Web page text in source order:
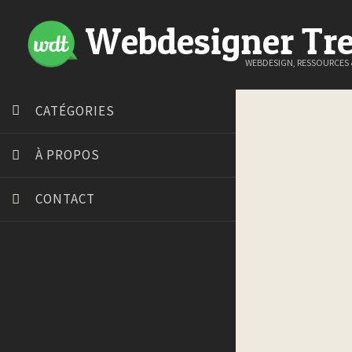
WebdesignerWEBDESIGN, RESSOURCES
CATÉGORIES
À PROPOS
CONTACT